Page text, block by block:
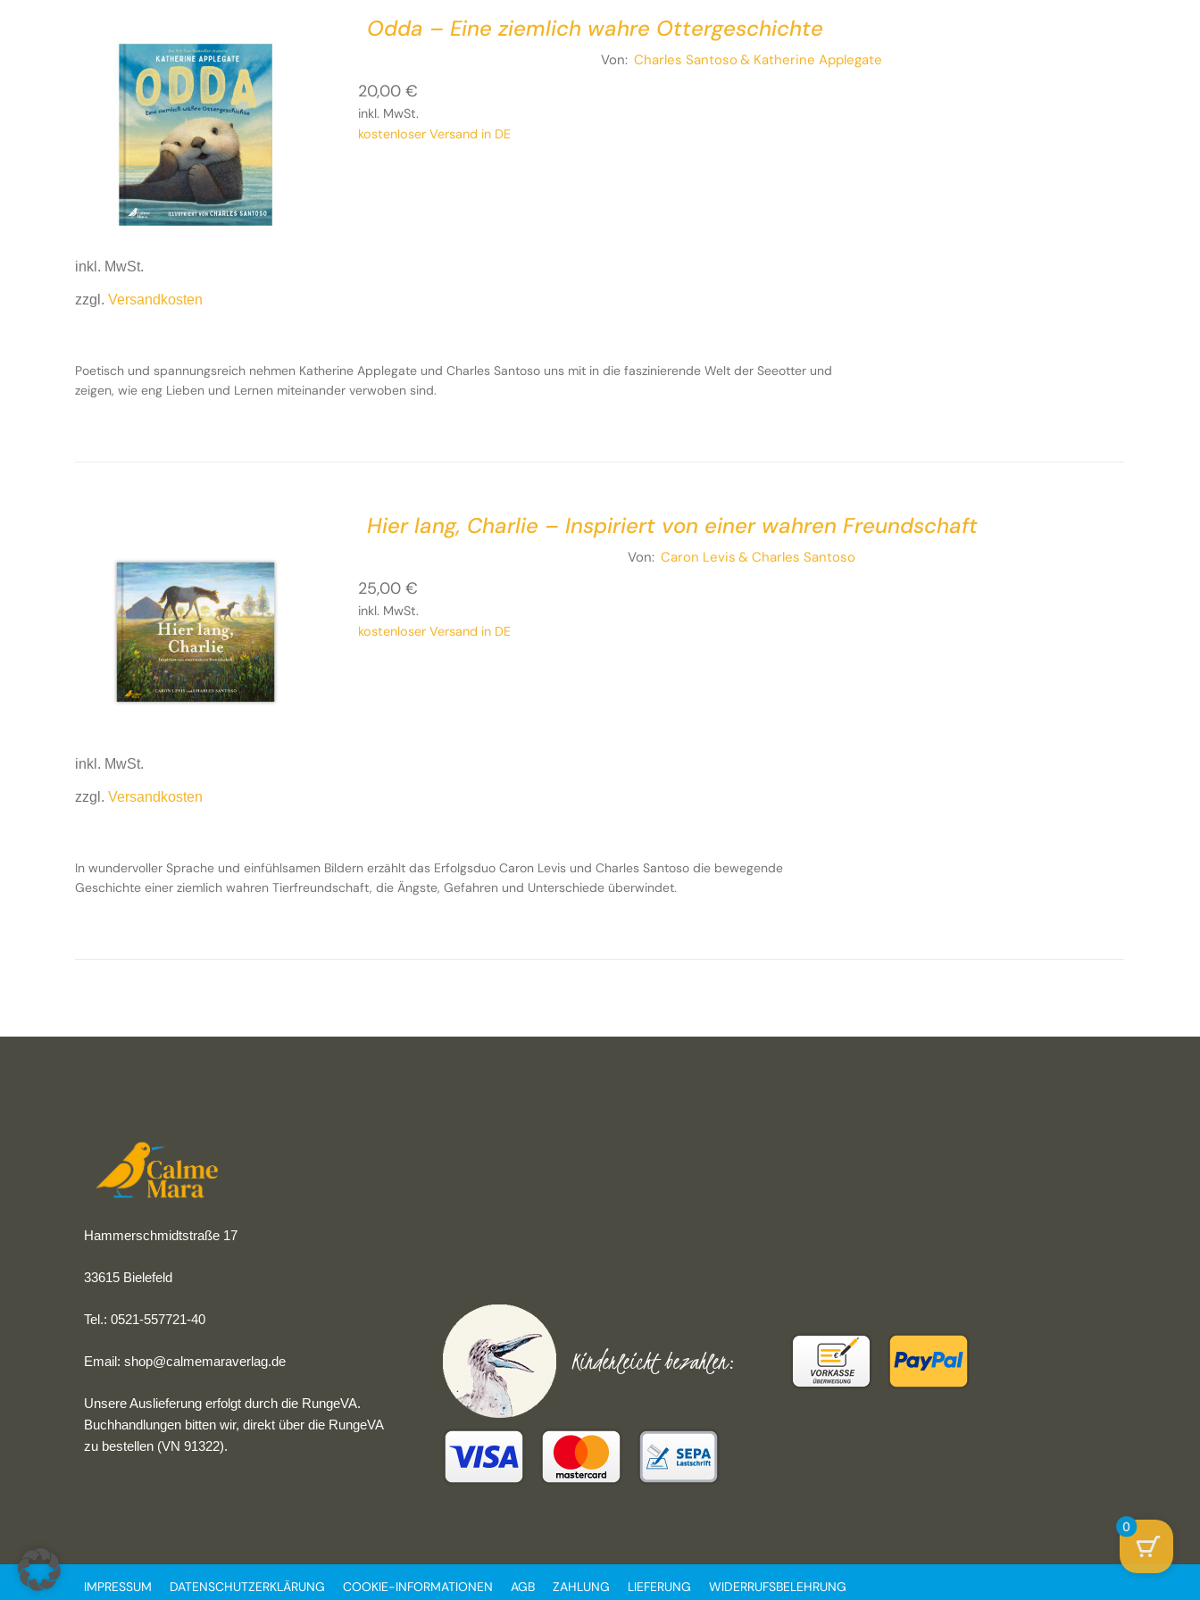
Odda – Eine ziemlich wahre Ottergeschichte
Von: Charles Santoso& Katherine Applegate
20,00€
inkl. MwSt.
kostenloser Versand in DE
inkl. MwSt.
zzgl.Versandkosten
Poetisch und spannungsreich nehmen Katherine Applegate und Charles Santoso uns mit in die faszinierende Welt der Seeotter und
zeigen, wie eng Lieben und Lernen miteinander verwoben sind.
Hier lang, Charlie – Inspiriert von einer wahren Freundschaft
Von: Caron Levis & Charles Santoso
25,00€
inkl. MwSt.
kostenloser Versand in DE
inkl. MwSt.
zzgl.Versandkosten
In wundervoller Sprache und einfühlsamen Bildern erzählt das Erfolgsduo Caron Levis und Charles Santoso die bewegende
Geschichte einer ziemlich wahren Tierfreundschaft, die Ängste, Gefahren und Unterschiede überwindet.
Hammerschmidtstraße 17
33615 Bielefeld
Tel.: 0521-557721-40
Email:shop@calmemaraverlag.de
Unsere Auslieferung erfolgt durch die RungeVA.
Buchhandlungen bitten wir, direkt über die RungeVA
zu bestellen (VN 91322).
Kinderleicht bezahlen:
IMPRESSUM DATENSCHUTZERKLÄRUNG COOKIE-INFORMATIONEN AGB ZAHLUNG LIEFERUNG WIDERRUFSBELEHRUNG
0